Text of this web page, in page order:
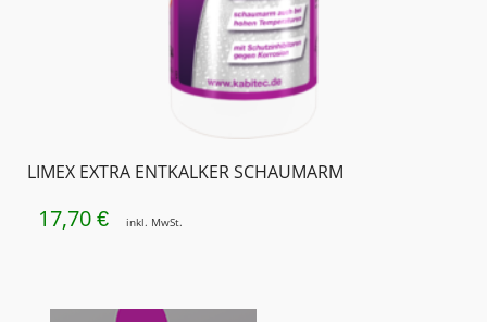
LIMEX EXTRA ENTKALKER SCHAUMARM
17,70 € inkl. MwSt.